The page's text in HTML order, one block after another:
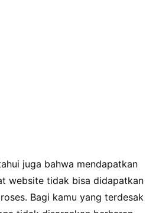
juga bahwa mendapatkan
website tidak bisa didapatkan
Bagi kamu yang terdesak